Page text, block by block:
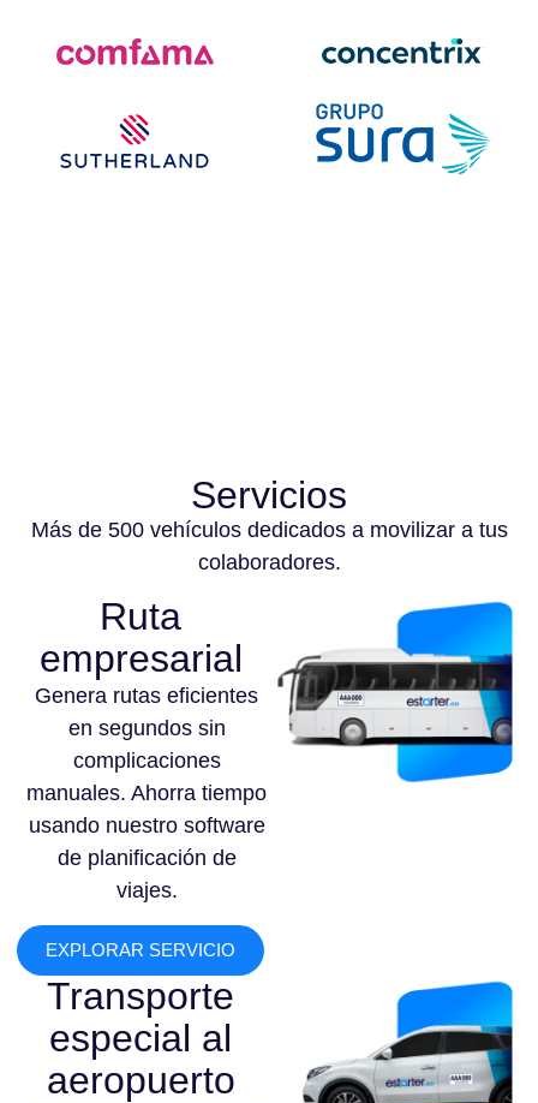
Servicios
Más de 500 vehículos dedicados a movilizar a tus
colaboradores.
Ruta
empresarial
Genera rutas eficientes
en segundos sin
complicaciones
manuales. Ahorra tiempo
usando nuestro software
de planificación de
viajes.
EXPLORAR SERVICIO
Transporte
especial al
aeropuerto